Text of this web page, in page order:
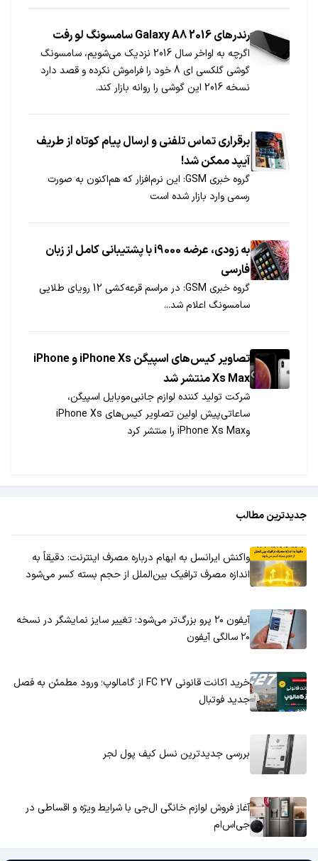
رندرهای Galaxy A8 2016 سامسونگ لو رفت
اگرچه به اواخر سال 2016 نزدیک می‌شویم، سامسونگ
گوشی گلکسی ای 8 خود را فراموش نکرده و قصد دارد
نسخه 2016 این گوشی را روانه بازار کند.
برقراری تماس تلفنی و ارسال پیام کوتاه از طریف
آیپد ممکن شد!
گروه خبری GSM: این نرم‌افزار که هم‌اکنون به صورت
رسمی وارد بازار شده است
به زودی، عرضه i9000 با پشتیبانی کامل از زبان
فارسی
گروه خبری GSM: در مراسم قرعه‌کشی 12 رویای طلایی
سامسونگ اعلام شد...
تصاویر کیس‌های اسپیگن iPhone Xs و iPhone
Xs Max منتشر شد
شرکت تولید کننده لوازم جانبی‌موبایل اسپیگن،
ساعاتی‌پیش اولین تصاویر کیس‌های iPhone Xs
و‌iPhone Xs Max را منتشر کرد
جدیدترین مطالب
واکنش ایرانسل به ابهام درباره مصرف اینترنت: دقیقاً به
اندازه مصرف ترافیک بین‌الملل از حجم بسته کسر می‌شود
آیفون ۲۰ پرو بزرگ‌تر می‌شود؛ تغییر سایز نمایشگر در نسخه
۲۰ سالگی آیفون
خرید اکانت قانونی FC 27 از گامالوپ؛ ورود مطمئن به فصل
جدید فوتبال
بررسی جدیدترین نسل کیف پول لجر
آغاز فروش لوازم خانگی ال‌جی با شرایط ویژه و اقساطی در
جی‌اس‌ام